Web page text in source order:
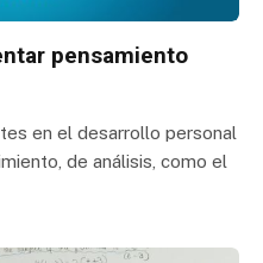
pensamiento
en el desarrollo personal
de análisis, como el